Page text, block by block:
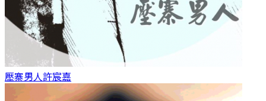
壓寨男人許宸嘉